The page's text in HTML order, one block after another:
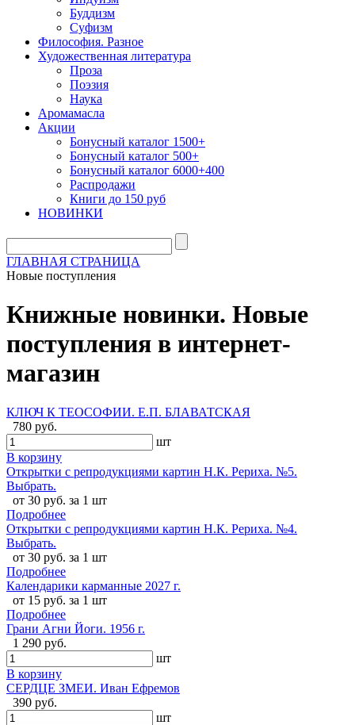
Буддизм
Суфизм
Философия. Разное
Художественная литература
Проза
Поэзия
Наука
Аромамасла
Акции
Бонусный каталог 1500+
Бонусный каталог 500+
Бонусный каталог 6000+400
Распродажи
Книги до 150 руб
НОВИНКИ
ГЛАВНАЯ СТРАНИЦА
Новые поступления
Книжные новинки. Новые
поступления в интернет-
магазин
КЛЮЧ К ТЕОСОФИИ. Е.П. БЛАВАТСКАЯ
780 руб.
шт
В корзину
Открытки с репродукциями картин Н.К. Рериха. №5.
Выбрать.
от 30 руб. за 1 шт
Подробнее
Открытки с репродукциями картин Н.К. Рериха. №4.
Выбрать.
от 30 руб. за 1 шт
Подробнее
Календарики карманные 2027 г.
от 15 руб. за 1 шт
Подробнее
Грани Агни Йоги. 1956 г.
1 290 руб.
шт
В корзину
СЕРДЦЕ ЗМЕИ. Иван Ефремов
390 руб.
шт